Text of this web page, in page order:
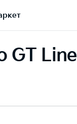
GT Line